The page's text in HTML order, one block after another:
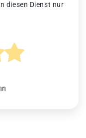
diesen Dienst nur